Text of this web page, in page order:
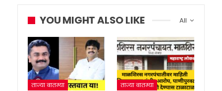
All
YOU MIGHT ALSO LIKE
ताज्या बातम्या ताज्या बातम्या